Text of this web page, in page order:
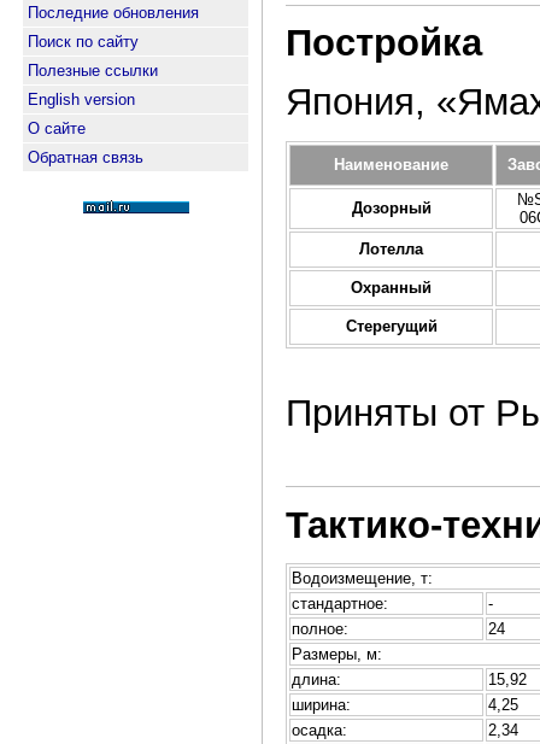
Последние обновления
Поиск по сайту
Полезные ссылки
English version
О сайте
Обратная связь
Постройка
Япония,
Наименование
Дозорный
Лотелла
Охранный
Стерегущий
Приняты от
Тактико-
Водоизмещение, т:
стандартное:
-
полное:
24
Размеры, м:
длина:
15,92
ширина:
4,25
осадка:
2,34